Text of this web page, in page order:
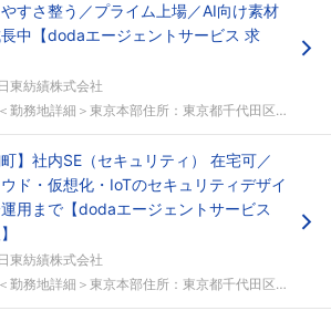
フォローしました
の企業もフォローしませんか？
すさ整う／プライム上場／AI向け素材
中【dodaエージェントサービス 求
日東紡績株式会社
＜勤務地詳細＞東京本部住所：東京都千代田区麹町2&...
町】社内SE（セキュリティ） 在宅可／
ド・仮想化・IoTのセキュリティデザイ
用まで【dodaエージェントサービス
日東紡績株式会社
＜勤務地詳細＞東京本部住所：東京都千代田区麹町2&...